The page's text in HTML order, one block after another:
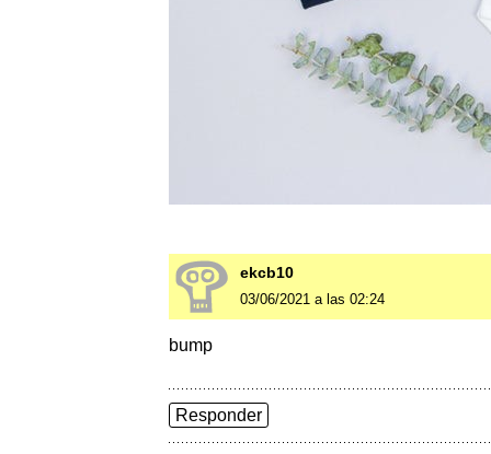
ekcb10
03/06/2021 a las 02:24
bump
Responder